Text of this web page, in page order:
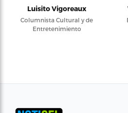
Luisito Vigoreaux
Columnista Cultural y de
Entretenimiento